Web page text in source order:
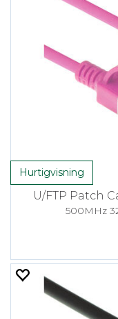
Hurtigvisning
U/FTP Patch
500MHz